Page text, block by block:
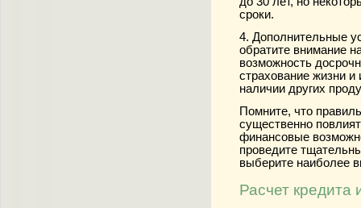
сроки.
4. Дополнительные
обратите внимание
возможность
страхование жизни
наличии других
Помните, что
существенно
финансовые
проведите
выберите наиболее
Расчет кредита